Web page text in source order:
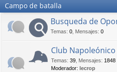
Campo de batalla
Busqueda de
Temas: 0 Mensajes: 0
Club
Temas: 39 Mensajes: 1848
Moderador: lecrop